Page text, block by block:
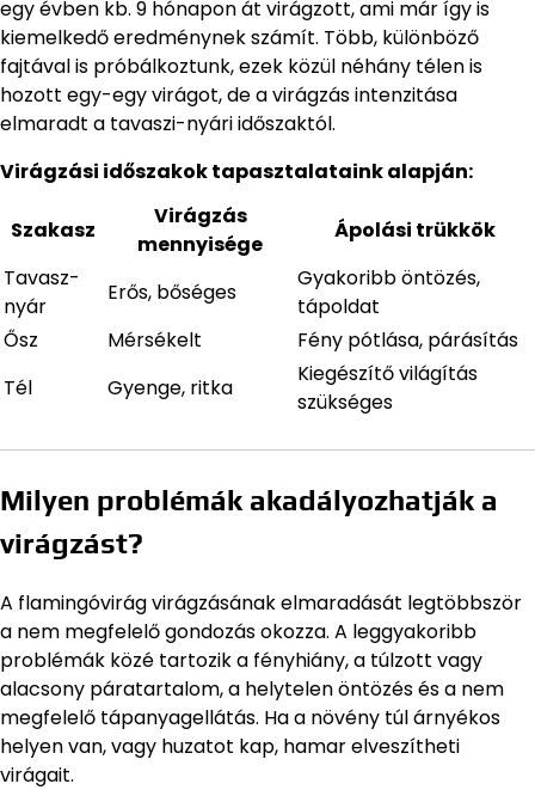
egy évben kb. 9 hónapon át virágzott, ami már így is
kiemelkedő eredménynek számít. Több, különböző
fajtával is próbálkoztunk, ezek közül néhány télen is
hozott egy-egy virágot, de a virágzás intenzitása
elmaradt a tavaszi-nyári időszaktól.
Virágzási időszakok tapasztalataink alapján:
Szakasz
Virágzás
mennyisége
Ápolási trükkök
Tavasz-
nyár
Erős, bőséges
Gyakoribb öntözés,
tápoldat
Ősz
Mérsékelt
Fény pótlása, párásítás
Tél
Gyenge, ritka
Kiegészítő világítás
szükséges
Milyen problémák akadályozhatják a
virágzást?
A flamingóvirág virágzásának elmaradását legtöbbször
a nem megfelelő gondozás okozza. A leggyakoribb
problémák közé tartozik a fényhiány, a túlzott vagy
alacsony páratartalom, a helytelen öntözés és a nem
megfelelő tápanyagellátás. Ha a növény túl árnyékos
helyen van, vagy huzatot kap, hamar elveszítheti
virágait.